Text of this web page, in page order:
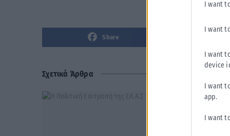
I want
I want
I want
device
I want
app.
I want
Share
Σχετικά Άρθρα